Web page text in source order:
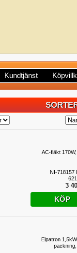
Kundtjänst
AC-fläkt
NI-718157
3
KÖP
Elpatron